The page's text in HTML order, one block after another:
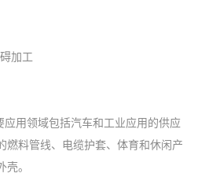
加工
应用领域包括汽车和工业应用的供应
燃料管线、电缆护套、体育和休闲产
壳。